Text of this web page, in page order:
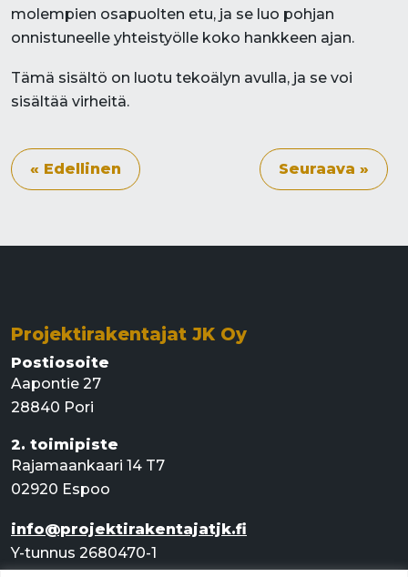
molempien osapuolten etu, ja se luo pohjan
onnistuneelle yhteistyölle koko hankkeen ajan.
Tämä sisältö on luotu tekoälyn avulla, ja se voi
sisältää virheitä.
« Edellinen Seuraava »
Projektirakentajat JK Oy
Postiosoite
Aapontie 27
28840 Pori
2. toimipiste
Rajamaankaari 14 T7
02920 Espoo
info@projektirakentajatjk.fi
Y-tunnus 2680470-1